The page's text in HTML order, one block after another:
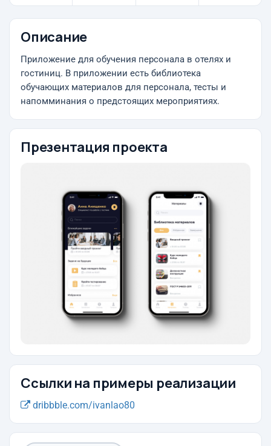
Описание
Приложение для обучения персонала в отелях и
гостиниц. В приложении есть библиотека
обучающих материалов для персонала, тесты и
напомминания о предстоящих мероприятиях.
Презентация проекта
Ссылки на примеры реализации
dribbble.com/ivanlao80